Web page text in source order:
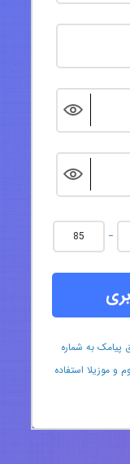
−
پیامک به شماره
کروم و موزیلا استفاده